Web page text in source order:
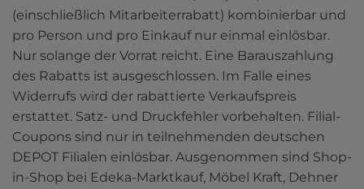
(einschließlich Mitarbeiterrabatt) kombinierbar und
pro Person und pro Einkauf nur einmal einlösbar.
Nur solange der Vorrat reicht. Eine Barauszahlung
des Rabatts ist ausgeschlossen. Im Falle eines
Widerrufs wird der rabattierte Verkaufspreis
erstattet. Satz- und Druckfehler vorbehalten. Filial-
Coupons sind nur in teilnehmenden deutschen
DEPOT Filialen einlösbar. Ausgenommen sind Shop-
in-Shop bei Edeka-Marktkauf, Möbel Kraft, Dehner